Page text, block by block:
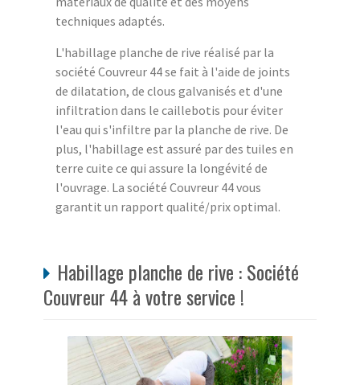
techniques adaptés.
L'habillage planche de rive réalisé par la
société Couvreur 44 se fait à l'aide de joints
de dilatation, de clous galvanisés et d'une
infiltration dans le caillebotis pour éviter
l'eau qui s'infiltre par la planche de rive. De
plus, l'habillage est assuré par des tuiles en
terre cuite ce qui assure la longévité de
l'ouvrage. La société Couvreur 44 vous
garantit un rapport qualité/prix optimal.
Habillage planche de rive : Société
Couvreur 44 à votre service !